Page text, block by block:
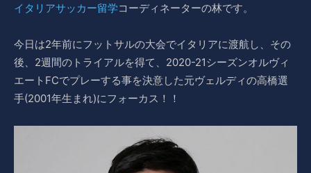
イタリアサッカー留学コーディネーターの林です。
今日は2年前にフットサルの大会でイタリアに渡航し、その
後、2週間のトライアルを得て、2020-21シーズンオルヴィ
エートFCでプレーする事を決意した元ヴェルディの高橋選
手(2001年生まれ)にフォーカス！！